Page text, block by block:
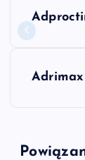
a
g